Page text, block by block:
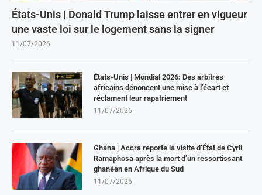
États-Unis | Donald Trump laisse entrer en vigueur
une vaste loi sur le logement sans la signer
11/07/2026
États-Unis | Mondial 2026: Des arbitres
africains dénoncent une mise à l’écart et
réclament leur rapatriement
11/07/2026
Ghana | Accra reporte la visite d’État de Cyril
Ramaphosa après la mort d’un ressortissant
ghanéen en Afrique du Sud
11/07/2026